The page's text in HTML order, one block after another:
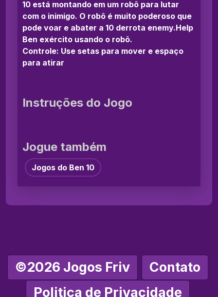
10 está montando em um robô para lutar
com o inimigo. O robô é muito poderoso que
pode voar e abater a 10 derrota enemy.Help
Ben exército usando o robô.
Controle: Use setas para mover e espaço
para atirar
Instruções do Jogo
Jogue também
Jogos do Ben 10
©2026 Jogos Friv
Contato
Politica de Privacidade